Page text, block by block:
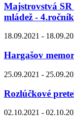
Majstrovstvá
mládež - 4.ročník
18.09.2021 -
Hargašov
25.09.2021 -
Rozlúčkové
02.10.2021 -